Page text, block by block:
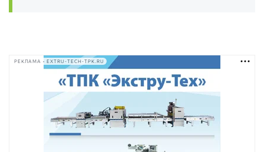
РЕКЛАМА • EXTRU-TECH-TPK.RU